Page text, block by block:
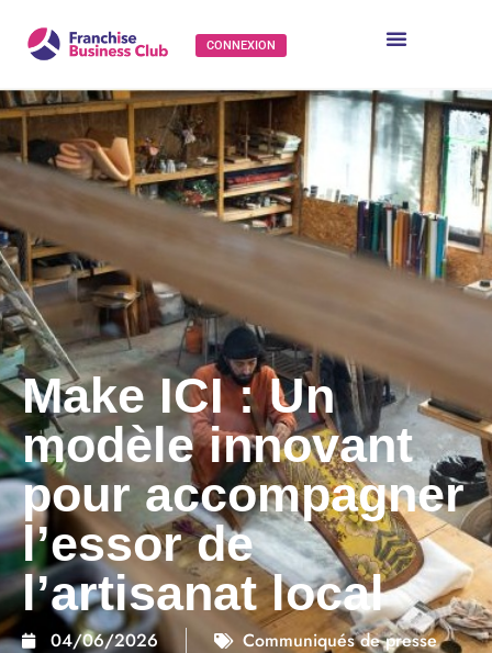
CONNEXION
Make ICI : Un
modèle innovant
pour accompagner
l’essor de
l’artisanat local
04/06/2026 Communiqués de presse